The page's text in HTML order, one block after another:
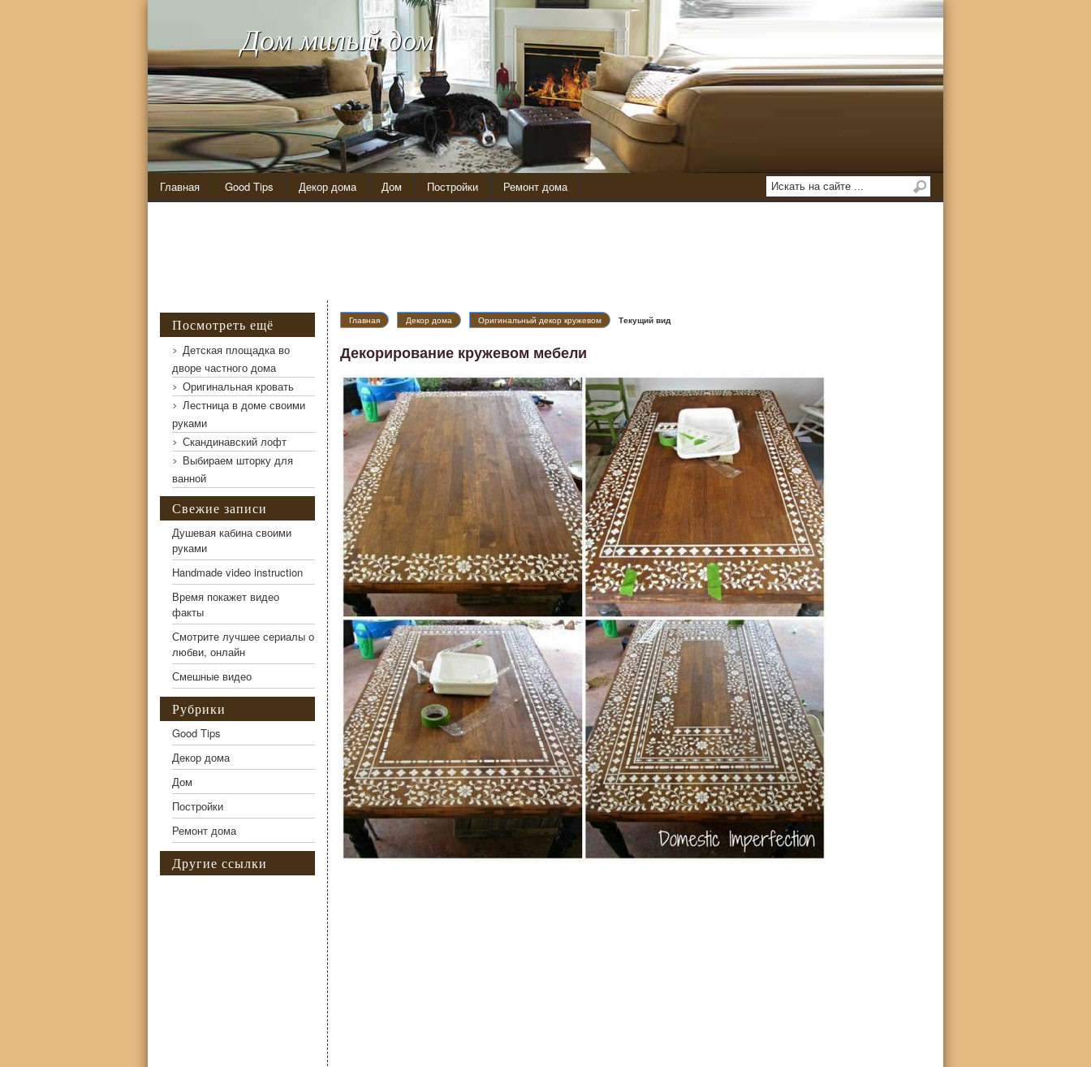
Дом милый дом
Главная Good Tips Декор дома Дом Постройки Ремонт дома
Главная Декор дома Оригинальный декор кружевом Текущий вид
Декорирование кружевом мебели
Декорирование кружевом мебели
Посмотреть ещё
Детская площадка во
дворе частного дома
Оригинальная кровать
Лестница в доме своими
руками
Скандинавский лофт
Выбираем шторку для
ванной
Свежие записи
Душевая кабина своими
руками
Handmade video instruction
Время покажет видео
факты
Смотрите лучшее сериалы о
любви, онлайн
Смешные видео
Рубрики
Good Tips
Декор дома
Дом
Постройки
Ремонт дома
Другие ссылки